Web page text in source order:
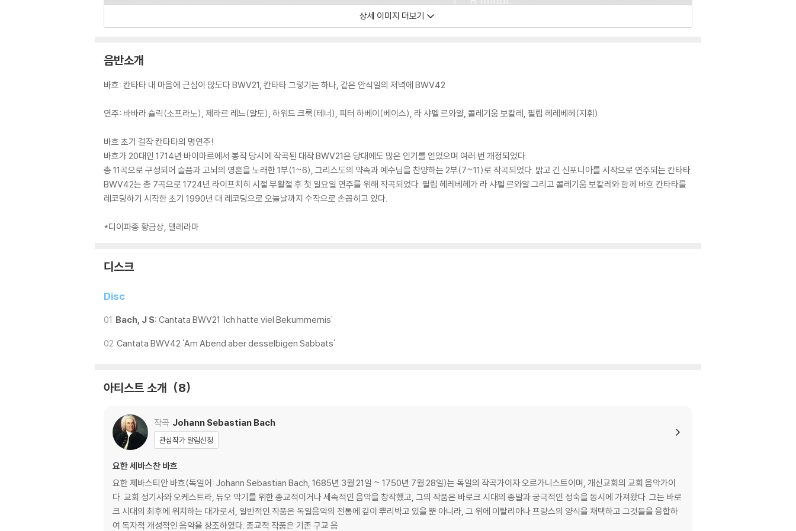
상세 이미지 더보기
음반소개
바흐: 칸타타 내 마음에 근심이 많도다 BWV21, 칸타타 그렇기는 하나, 같은 안식일의 저녁에 BWV42
연주: 바바라 슐릭(소프라노), 제라르 레느(알토), 하워드 크룩(테너), 피터 하베이(베이스), 라 샤펠 르와얄, 콜레기움 보칼레, 필립 헤레베헤(지휘)
바흐 초기 걸작 칸타타의 명연주!
바흐가 20대인 1714년 바이마르에서 봉직 당시에 작곡된 대작 BWV21은 당대에도 많은 인기를 얻었으며 여러 번 개정되었다.
총 11곡으로 구성되어 슬픔과 고뇌의 영혼을 노래한 1부(1~6), 그리스도의 약속과 예수님을 찬양하는 2부(7~11)로 작곡되었다. 밝고 긴 신포니아를 시작으로 연주되는 칸타타
BWV42는 총 7곡으로 1724년 라이프치히 시절 부활절 후 첫 일요일 연주를 위해 작곡되었다. 필립 헤레베헤가 라 샤펠 르와얄 그리고 콜레기움 보칼레와 함께 바흐 칸타타를
레코딩하기 시작한 초기 1990년 대 레코딩으로 오늘날까지 수작으로 손꼽히고 있다.
*디이파종 황금상, 텔레라마
디스크
Disc
01 Bach, J S: Cantata BWV21 'Ich hatte viel Bekummernis'
02 Cantata BWV42 'Am Abend aber desselbigen Sabbats'
아티스트 소개 8
작곡 Johann Sebastian Bach
관심작가 알림신청
요한 세바스찬 바흐
요한 제바스티안 바흐(독일어: Johann Sebastian Bach, 1685년 3월 21일 ~ 1750년 7월 28일)는 독일의 작곡가이자 오르가니스트이며, 개신교회의 교회 음악가이
다. 교회 성기사와 오케스트라, 듀오 악기를 위한 종교적이거나 세속적인 음악을 창작했고, 그의 작품은 바로크 시대의 종말과 궁극적인 성숙을 동시에 가져왔다. 그는 바로
크 시대의 최후에 위치하는 대가로서, 일반적인 작품은 독일음악의 전통에 깊이 뿌리박고 있을 뿐 아니라, 그 위에 이탈리아나 프랑스의 양식을 채택하고 그것들을 융합하
여 독자적 개성적인 음악을 창조하였다. 종교적 작품은 기존 구교 음